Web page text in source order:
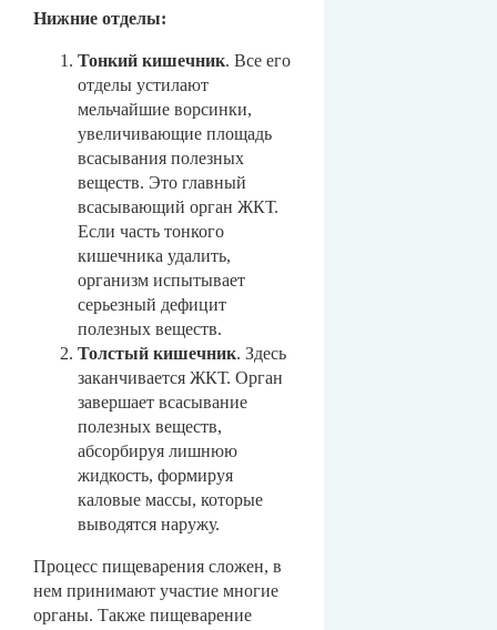
Нижние отделы:
Тонкий кишечник. Все его
отделы устилают
мельчайшие ворсинки,
увеличивающие площадь
всасывания полезных
веществ. Это главный
всасывающий орган ЖКТ.
Если часть тонкого
кишечника удалить,
организм испытывает
серьезный дефицит
полезных веществ.
Толстый кишечник. Здесь
заканчивается ЖКТ. Орган
завершает всасывание
полезных веществ,
абсорбируя лишнюю
жидкость, формируя
каловые массы, которые
выводятся наружу.
Процесс пищеварения сложен, в
нем принимают участие многие
органы. Также пищеварение